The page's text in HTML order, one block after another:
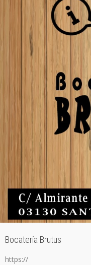
Bocatería Brutus
https://